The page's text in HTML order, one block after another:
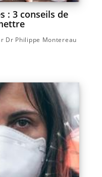
: 3 conseils de
Dr Philippe Montereau